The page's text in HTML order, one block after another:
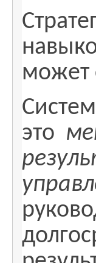
может
это